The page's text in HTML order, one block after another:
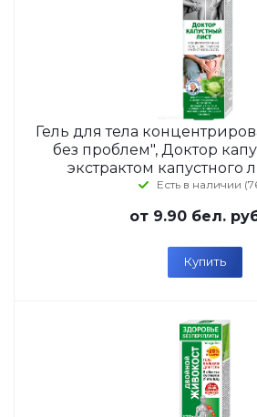
Гель для тела
без проблем", Доктор
экстрактом капустного
Есть в наличии
от 9.90 бел.
Купить